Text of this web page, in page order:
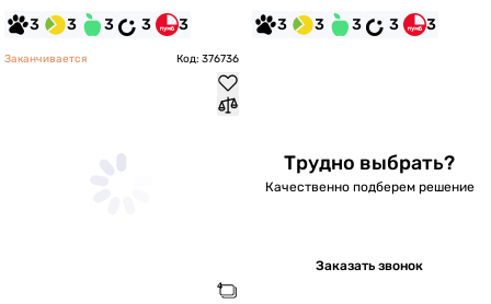
3 3 3 3 3 3 3 3 3 3
Заканчивается Код: 376736
Трудно выбрать?
Качественно подберем решение
Заказать звонок